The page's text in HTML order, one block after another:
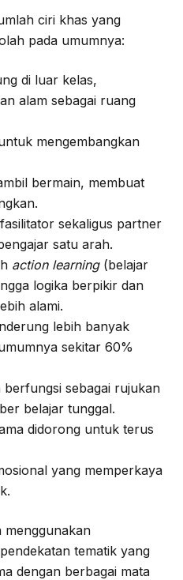
ciri khas yang
pada umumnya:
di luar kelas,
alam sebagai ruang
mengembangkan
bermain, membuat
sekaligus partner
satu arah.
action learning(belajar
logika berpikir dan
alami.
lebih banyak
sekitar 60%
sebagai rujukan
belajar tunggal.
didorong untuk terus
yang memperkaya
menggunakan
tematik yang
dengan berbagai mata